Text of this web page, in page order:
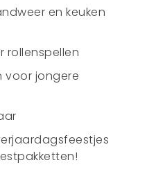
en keuken
rollenspellen
voor jongere